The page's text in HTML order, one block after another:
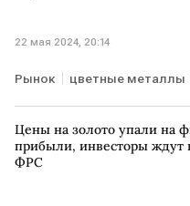
22 мая 2024, 20:14
Рынок цветные металлы
Цены на золото упали на
прибыли, инвесторы ждут
ФРС